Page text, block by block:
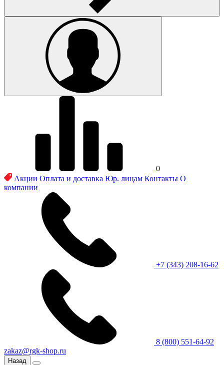
0
Акции Оплата и доставка Юр. лицам Контакты О
компании
+7 (343) 208-16-62
8 (800) 551-64-92
zakaz@rgk-shop.ru
Назад